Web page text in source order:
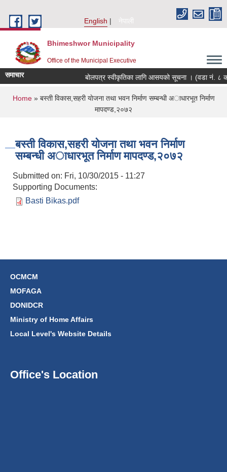
English
नेपाली
Bhimeshwor Municipality
Office of the Municipal Executive
समाचार बोलपत्र स्वीकृतिका लागि आसयको सूचना । (वडा नं. ८
You are here
Home» बस्ती विकास,सहरी याेजना तथा भवन निर्माण सम्बन्धी अाधारभूत निर्माण
मापदण्ड,२०७२
बस्ती विकास,सहरी याेजना तथा भवन निर्माण
सम्बन्धी अाधारभूत निर्माण मापदण्ड,२०७२
Submitted on: Fri, 10/30/2015 - 11:27
Supporting Documents:
Basti Bikas.pdf
OCMCM
MOFAGA
DONIDCR
Ministry of Home Affairs
Local Level's Website Details
Office's Location